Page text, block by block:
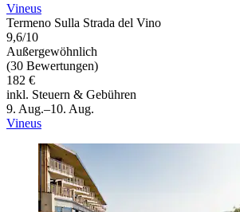
Vineus
Termeno Sulla Strada del Vino
9,6/10
Außergewöhnlich
(30 Bewertungen)
182 €
inkl. Steuern & Gebühren
9. Aug.–10. Aug.
Vineus